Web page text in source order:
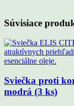
Súvisiace
Sviečka proti
modrá (3 ks)